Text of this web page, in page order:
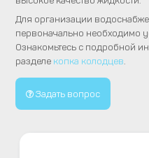
Для организации
первоначально необходимо
Ознакомьтесь с подробной
разделе копка колодцев
Задать вопрос